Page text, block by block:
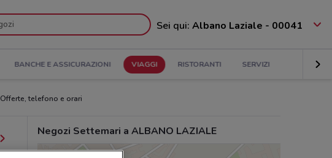
Sei qui: Albano Laziale - 00041
BANCHE E ASSICURAZIONI VIAGGI RISTORANTI SERVIZI
Offerte, telefono e orari
Negozi Settemari a ALBANO LAZIALE